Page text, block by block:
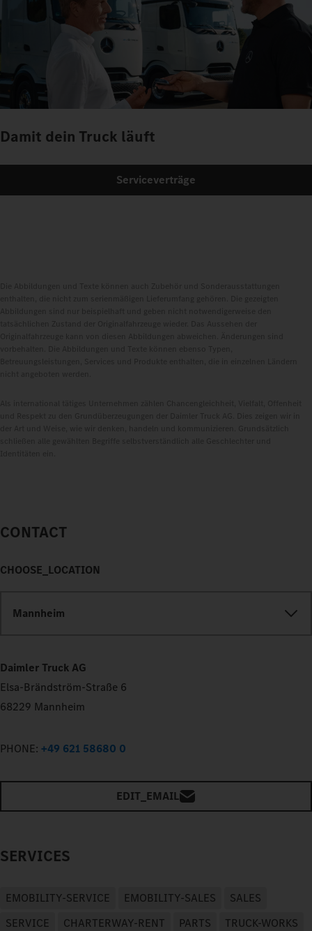
Damit dein Truck läuft
Serviceverträge
CONTACT
CHOOSE_LOCATION
Mannheim
Daimler Truck AG
Elsa-Brändström-Straße 6
68229 Mannheim
PHONE: +49 621 58680 0
EDIT_EMAIL
SERVICES
EMOBILITY-SERVICE EMOBILITY-SALES
SALES
SERVICE
CHARTERWAY-RENT PARTS TRUCK-WORKS